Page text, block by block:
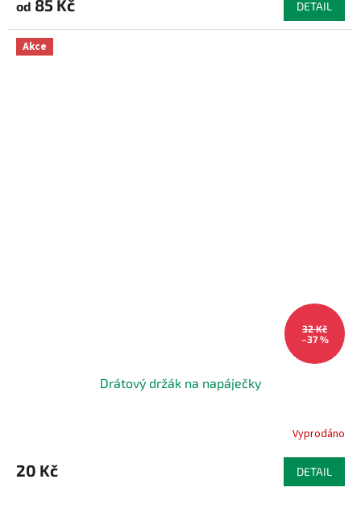
od 85 Kč DETAIL
Akce
32 Kč
–37 %
Drátový držák na napáječky
Vyprodáno
20 Kč DETAIL